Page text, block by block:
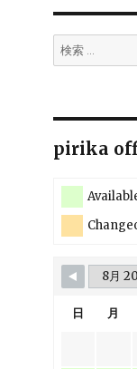
検
索:
pirika
日 月